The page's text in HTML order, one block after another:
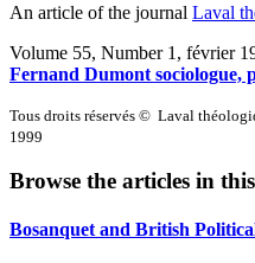
An article of the journal Laval
Volume 55, Number 1, février
Fernand Dumont sociologue,
Tous droits réservés © Laval
1999
Browse the articles in
Bosanquet and British